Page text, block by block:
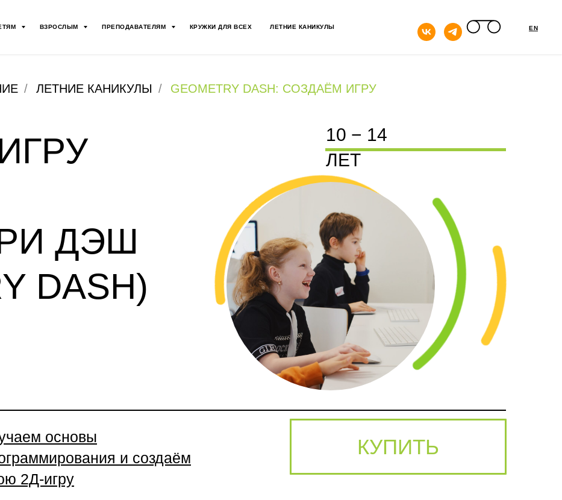
ВЗРОСЛЫМ ПРЕПОДАВАТЕЛЯМ КРУЖКИ ДЛЯ ВСЕХ ЛЕТНИЕ КАНИКУЛЫ кнопка EN
/ ЛЕТНИЕ КАНИКУЛЫ / GEOMETRY DASH: СОЗДАЁМ ИГРУ
10 − 14
ЛЕТ
основы
и создаём
2Д-игру
ДЭШ
DASH)
КУПИТЬ